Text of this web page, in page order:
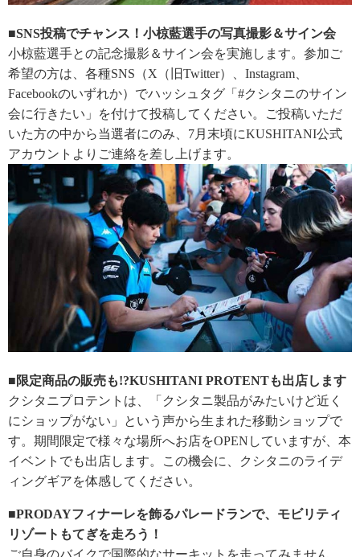
■SNS投稿でチャンス！小椋藍選手の写真撮影＆サイン会
小椋藍選手との記念撮影＆サイン会を実施します。参加ご
希望の方は、各種SNS（X（旧Twitter）、Instagram、
Facebookのいずれか）でハッシュタグ「#クシタニのサイン
会に行きたい」を付けて投稿してください。ご投稿いただ
いた方の中から当選者にのみ、7月末頃にKUSHITANI公式
アカウントよりご連絡を差し上げます。
■限定商品の販売も!?KUSHITANI PROTENTも出店します
クシタニプロテントは、「クシタニ製品がみたいけど近く
にショップがない」という声から生まれた移動ショップで
す。期間限定で様々な場所へお店をOPENしていますが、本
イベントでも出店します。この機会に、クシタニのライデ
ィングギアを体感してください。
■PRODAYフィナーレを飾るパレードランで、モビリティ
リゾートもてぎを走ろう！
ご自身のバイクで国際的なサーキットを走ってみません